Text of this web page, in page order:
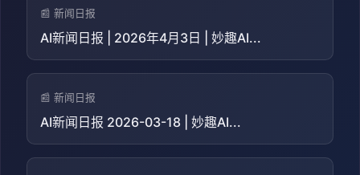
📰 新闻日报
AI新闻日报 | 2026年4月3日 | 妙趣AI...
📰 新闻日报
AI新闻日报 2026-03-18 | 妙趣AI...